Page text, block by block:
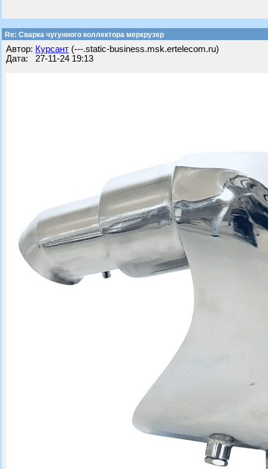
Re: Сварка чугунного коллектора меркрузер
Автор: Курсант (---.static-business.msk.ertelecom.ru)
Дата: 27-11-24 19:13